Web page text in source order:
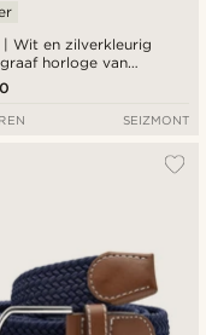
| Wit en zilverkleurig
horloge van
staal
SEIZMONT